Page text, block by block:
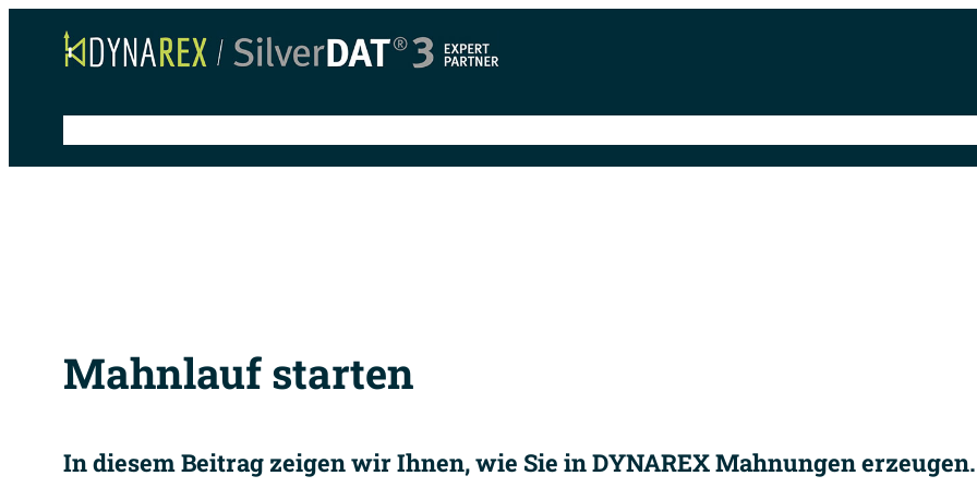
Mahnlauf starten
In diesem Beitrag zeigen wir Ihnen, wie Sie in DYNAREX Mahnungen erzeugen.